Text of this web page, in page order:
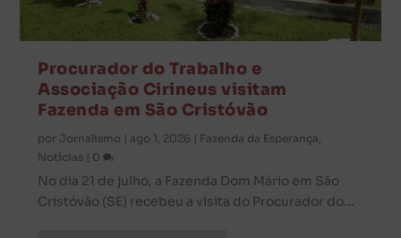
Procurador do Trabalho e
Associação Cirineus visitam
Fazenda em São Cristóvão
por Jornalismo | ago 1, 2026 | Fazenda da Esperança,
Notícias | 0
No dia 21 de julho, a Fazenda Dom Mário em São
Cristóvão (SE) recebeu a visita do Procurador do...